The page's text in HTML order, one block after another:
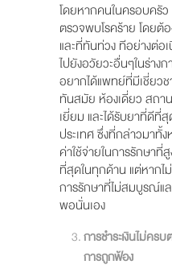
โดยหากคนในครอบครั
ตรวจพบโรคร้าย โดยต้
และที่ทันท่วง ทีอย่างต่อ
ไปยังอวัยวะอื่นๆในร่าง
อยากได้แพทย์ที่มีเชี่ยว
ทันสมัย ห้องเดี่ยว สถ
เยี่ยม และได้รับยาที่ดีที่สุ
ประเทศ ซึ่งที่กล่าวมาทั้
ค่าใช้จ่ายในการรักษาที่
ที่สุดในทุกด้าน แต่หาก
การรักษาที่ไม่สมบูรณ์แล
พอนั่นเอง
การชำระเงินไม่ค
การถูกฟ้อง